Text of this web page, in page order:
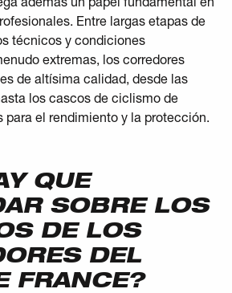
Entre largas etapas de
técnicos y condiciones
extremas, los corredores
de altísima calidad, desde las
los cascos de ciclismo de
para el rendimiento y la protección.
QUE
SOBRE LOS
DE LOS
DEL
FRANCE?